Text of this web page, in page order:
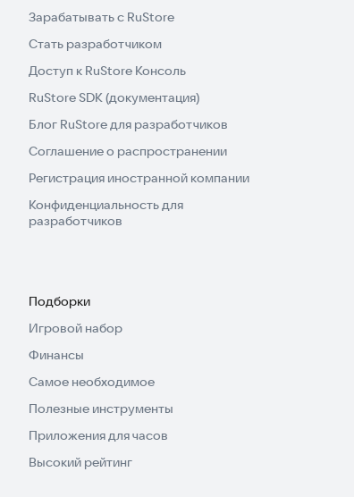
Зарабатывать с RuStore
Стать разработчиком
Доступ к RuStore Консоль
RuStore SDK (документация)
Блог RuStore для разработчиков
Соглашение о распространении
Регистрация иностранной компании
Конфиденциальность для
разработчиков
Подборки
Игровой набор
Финансы
Самое необходимое
Полезные инструменты
Приложения для часов
Высокий рейтинг